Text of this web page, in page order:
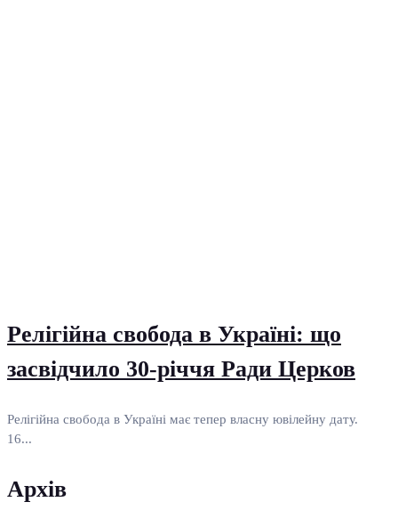
Релігійна свобода в Україні: що
засвідчило 30-річчя Ради Церков
Релігійна свобода в Україні має тепер власну ювілейну дату.
16...
Архів